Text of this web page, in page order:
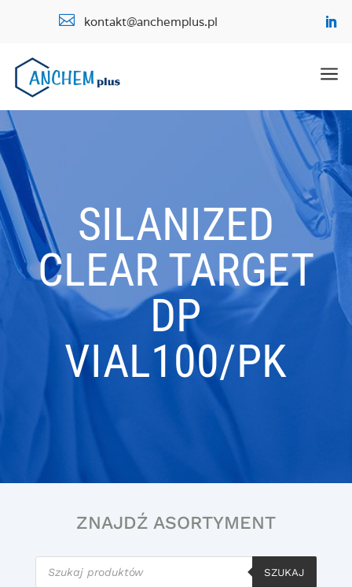
 kontakt@anchemplus.pl
a
SILANIZED
CLEAR TARGET
DP
VIAL100/PK
ZNAJDŹ ASORTYMENT
Wyszukiwarka
produktów
SZUKAJ